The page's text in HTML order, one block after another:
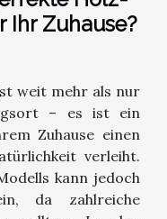
Ihr Zuhause?
weit mehr als nur
– es ist ein
Zuhause einen
verleiht.
kann jedoch
da zahlreiche